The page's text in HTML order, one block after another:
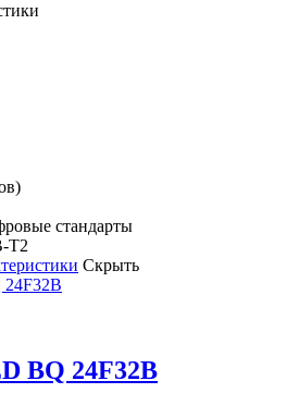
стандарты
T2
Скрыть
BQ 24F32B